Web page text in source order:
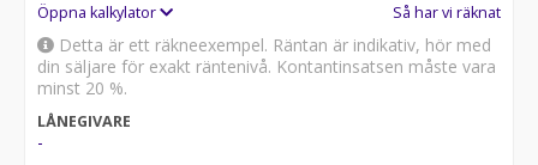
Öppna kalkylator Så har vi räknat
Detta är ett räkneexempel. Räntan är indikativ, hör med
din säljare för exakt räntenivå. Kontantinsatsen måste vara
minst 20 %.
LÅNEGIVARE
-